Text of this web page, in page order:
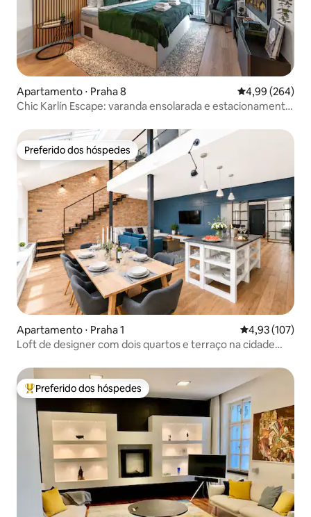
Apartamento ⋅ Praha 8 4,99 de uma
4,99 (264)
Chic Karlín Escape: varanda ensolarada e estacionamento
Preferido dos hóspedes
Preferido dos hóspedes
Apartamento ⋅ Praha 1 4,93 de uma
4,93 (107)
Loft de designer com dois quartos e terraço na cidade
Entre os melhores preferidos dos hóspedes
Preferido dos hóspedes